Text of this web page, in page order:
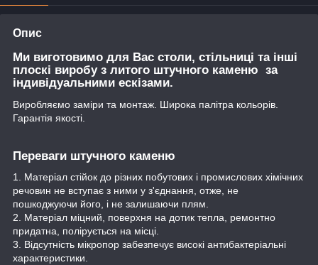
Опис
Ми виготовимо для Вас столи, стільниці та інші
плоскі виробу з литого штучного каменю за
індивідуальними ескізами.
Виробляємо заміри та монтаж. Широка палітра кольорів.
Гарантія якості.
Переваги штучного каменю
1. Матеріал стійок до різних побутових і промислових хімічних
речовин не вступає з ними у з'єднання, отже, не
пошкоджуючи його, і не залишаючи плям.
2. Матеріал міцний, поверхня на дотик тепла, ремонтно
придатна, полірується на місці.
3. Відсутність мікропор забезпечує високі антибактеріальні
характеристики.